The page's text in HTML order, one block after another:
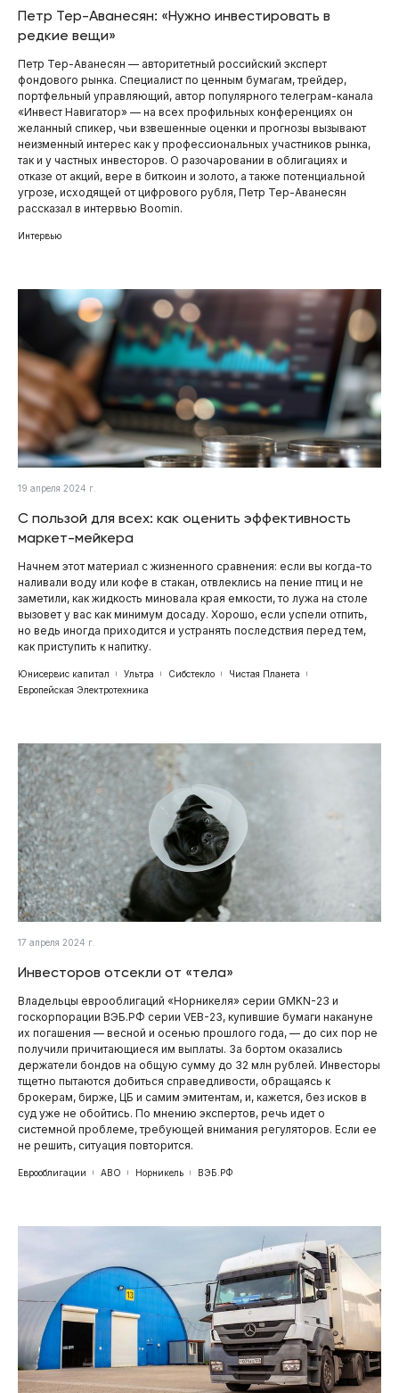
Петр Тер-Аванесян: «Нужно инвестировать в
редкие вещи»
Петр Тер-Аванесян — авторитетный российский эксперт
фондового рынка. Специалист по ценным бумагам, трейдер,
портфельный управляющий, автор популярного телеграм-канала
«Инвест Навигатор» — на всех профильных конференциях он
желанный спикер, чьи взвешенные оценки и прогнозы вызывают
неизменный интерес как у профессиональных участников рынка,
так и у частных инвесторов. О разочаровании в облигациях и
отказе от акций, вере в биткоин и золото, а также потенциальной
угрозе, исходящей от цифрового рубля, Петр Тер-Аванесян
рассказал в интервью Boomin.
Интервью
19 апреля 2024 г.
С пользой для всех: как оценить эффективность
маркет-мейкера
Начнем этот материал с жизненного сравнения: если вы когда-то
наливали воду или кофе в стакан, отвлеклись на пение птиц и не
заметили, как жидкость миновала края емкости, то лужа на столе
вызовет у вас как минимум досаду. Хорошо, если успели отпить,
но ведь иногда приходится и устранять последствия перед тем,
как приступить к напитку.
Юнисервис капитал Ультра Сибстекло
Чистая Планета
Европейская Электротехника
17 апреля 2024 г.
Инвесторов отсекли от «тела»
Владельцы еврооблигаций «Норникеля» серии GMKN-23 и
госкорпорации ВЭБ.РФ серии VEB-23, купившие бумаги накануне
их погашения — весной и осенью прошлого года, — до сих пор не
получили причитающиеся им выплаты. За бортом оказались
держатели бондов на общую сумму до 32 млн рублей. Инвесторы
тщетно пытаются добиться справедливости, обращаясь к
брокерам, бирже, ЦБ и самим эмитентам, и, кажется, без исков в
суд уже не обойтись. По мнению экспертов, речь идет о
системной проблеме, требующей внимания регуляторов. Если ее
не решить, ситуация повторится.
Еврооблигации АВО Норникель ВЭБ.РФ